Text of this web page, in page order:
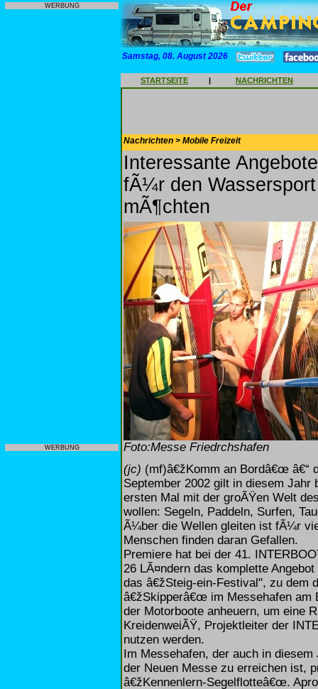
WERBUNG
WERBUNG
Samstag, 08. August 2026
STARTSEITE | NACHRICHTEN
Nachrichten > Mobile Freizeit
Interessante
fÃ¼r den
mÃ¶chten
Foto:Messe Friedrchshafen
(jc) (mf)â€žKomm an Bordâ€œ â€“
September 2002 gilt in diesem
ersten Mal mit der groÃŸen Welt
wollen: Segeln, Paddeln, Surfen,
Ã¼ber die Wellen gleiten ist fÃ¼r
Menschen finden daran Gefallen.
Premiere hat bei der 41.
26 LÃ¤ndern das komplette
das â€žSteig-ein-Festival", zu dem
â€žSkipperâ€œ im Messehafen am
der Motorboote anheuern, um eine
KreidenweiÃŸ, Projektleiter der
nutzen werden.
Im Messehafen, der auch in
der Neuen Messe zu erreichen ist,
â€žKennenlern-Segelflotteâ€œ.